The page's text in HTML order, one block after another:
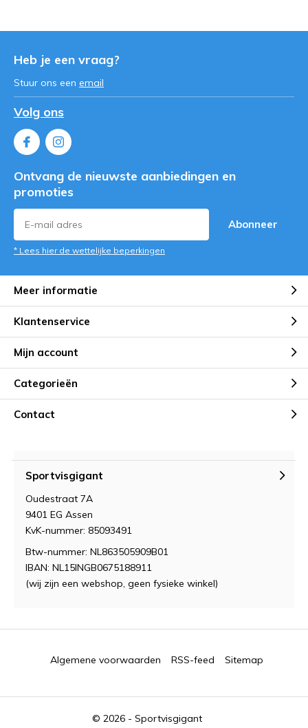
Heb je een vraag?
Stuur ons een email
Volg ons
Ontvang de nieuwste aanbiedingen en
promoties
Abonneer
* Lees hier de wettelijke beperkingen
Meer informatie
Klantenservice
Mijn account
Categorieën
Contact
Sportvisgigant
Oudestraat 7A
9401 EG Assen
KvK-nummer: 85093491
Btw-nummer: NL863505909B01
IBAN: NL15INGB0675188911
(wij zijn een webshop, geen fysieke winkel)
© 2026 - Sportvisgigant
Algemene voorwaarden RSS-feed Sitemap